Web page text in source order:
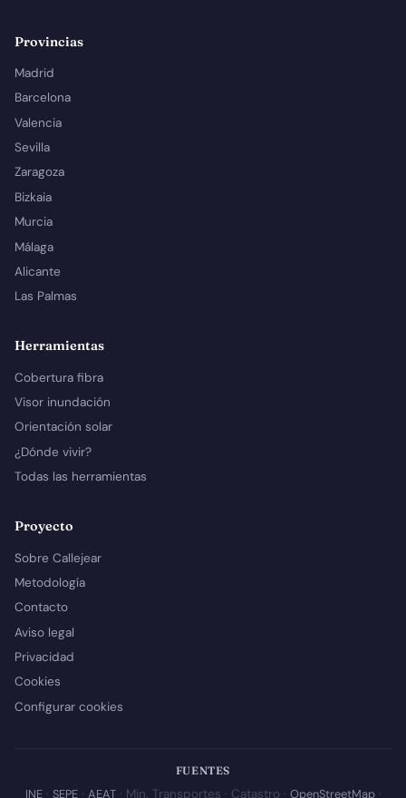
Provincias
Madrid
Barcelona
Valencia
Sevilla
Zaragoza
Bizkaia
Murcia
Málaga
Alicante
Las Palmas
Herramientas
Cobertura fibra
Visor inundación
Orientación solar
¿Dónde vivir?
Todas las herramientas
Proyecto
Sobre Callejear
Metodología
Contacto
Aviso legal
Privacidad
Cookies
Configurar cookies
FUENTES
INE· SEPE· AEAT· Min. Transportes · Catastro · OpenStreetMap·